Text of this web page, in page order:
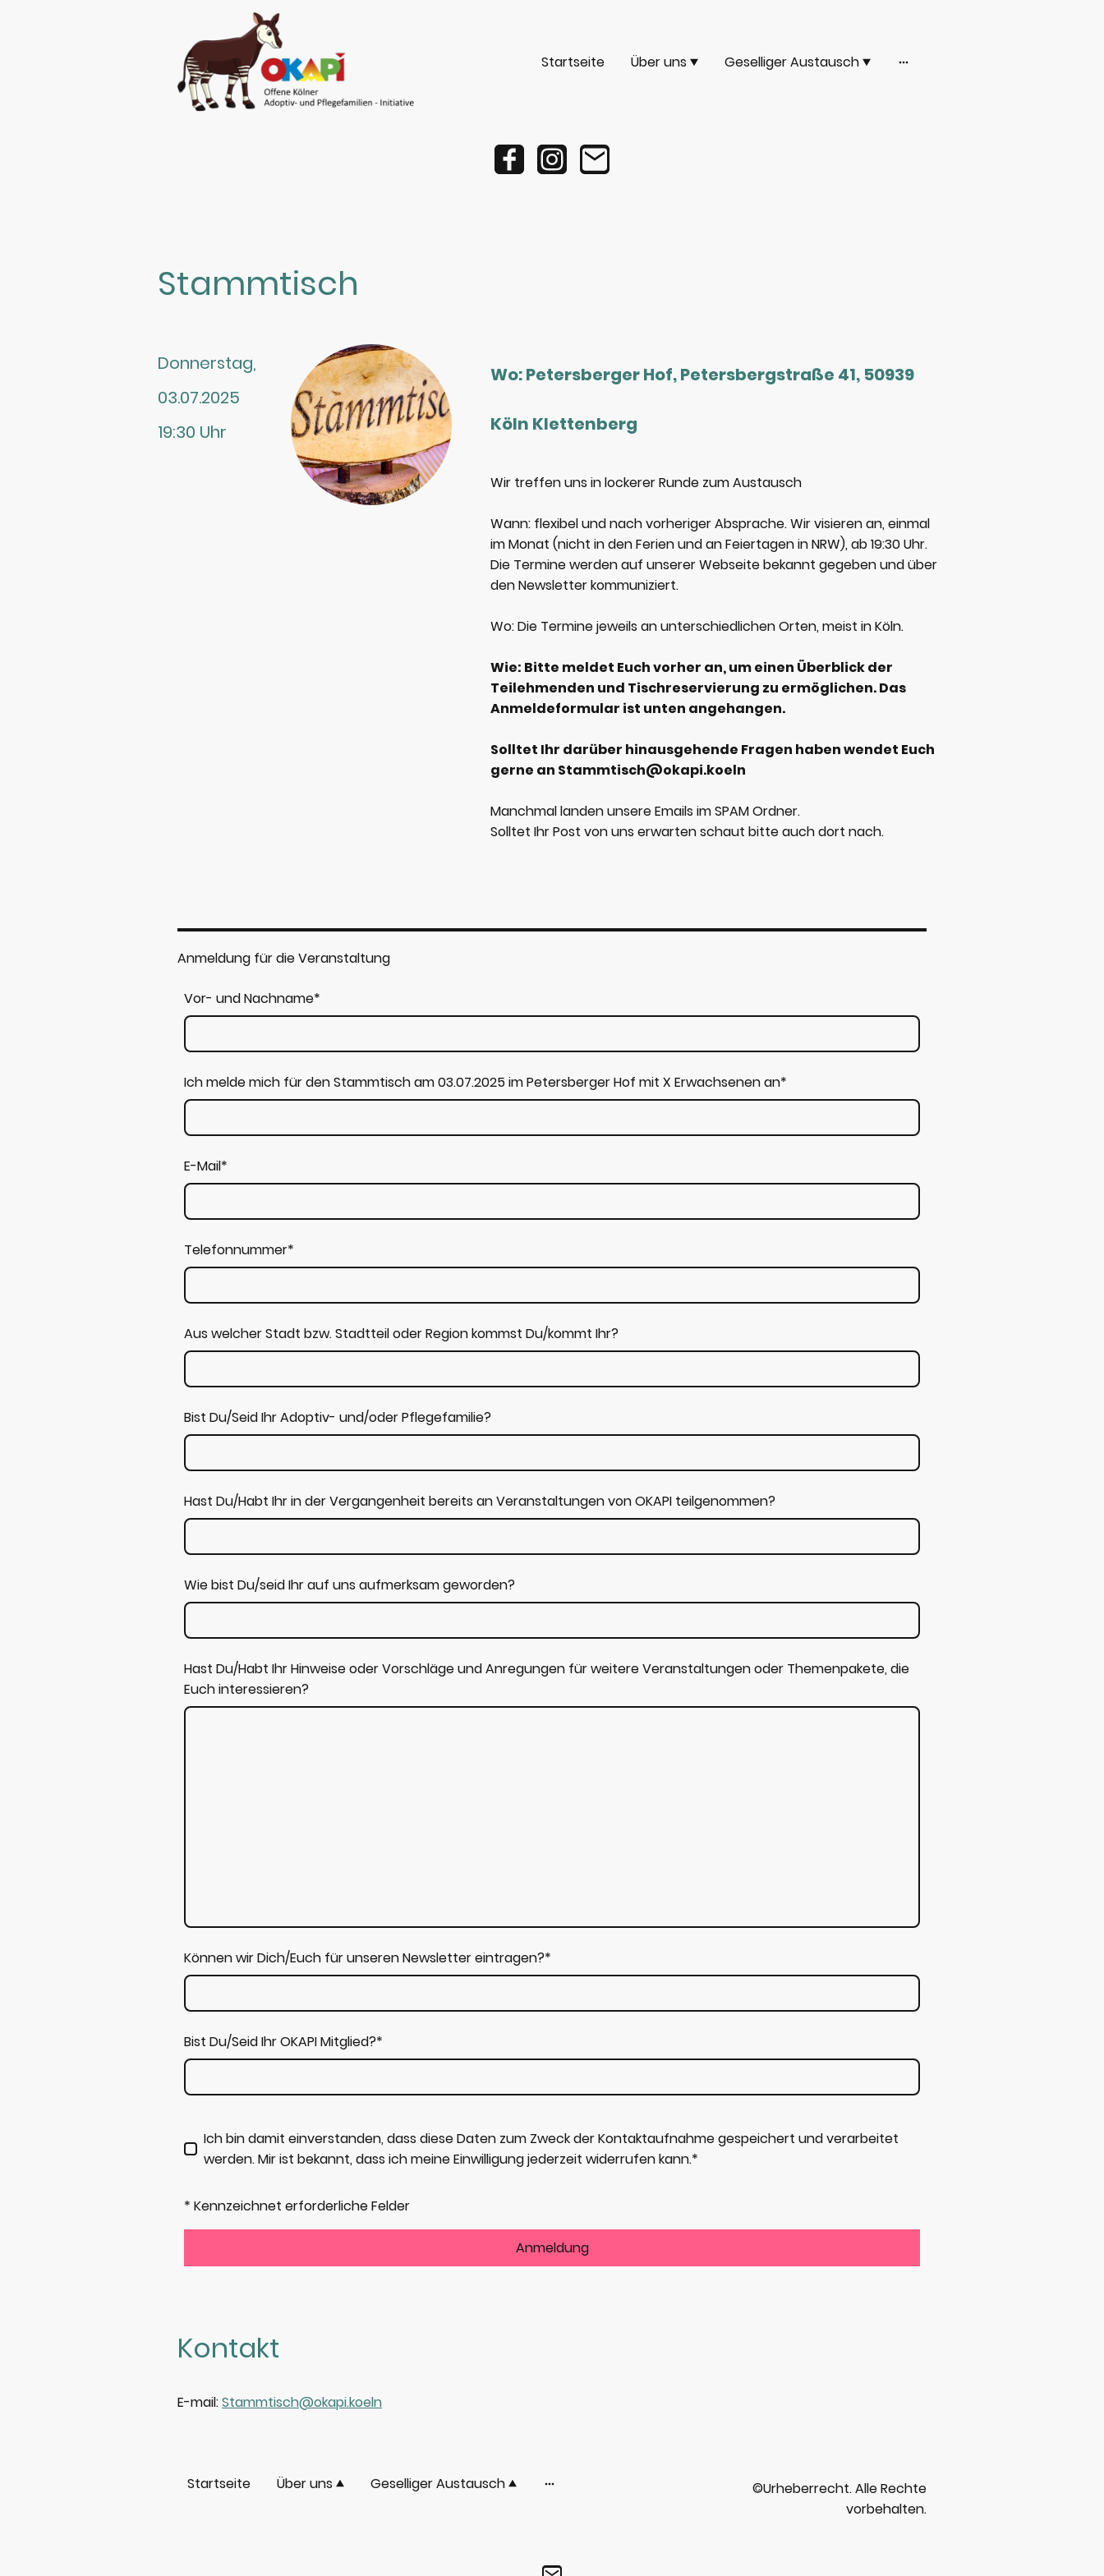
Startseite Über uns Geselliger Austausch
Wo: Petersberger Hof, Petersbergstraße 41, 50939
Köln Klettenberg
Donnerstag,
03.07.2025
19:30 Uhr
Wir treffen uns in lockerer Runde zum Austausch
Wann: flexibel und nach vorheriger Absprache. Wir visieren an, einmal
im Monat (nicht in den Ferien und an Feiertagen in NRW), ab 19:30 Uhr.
Die Termine werden auf unserer Webseite bekannt gegeben und über
den Newsletter kommuniziert.
Wo: Die Termine jeweils an unterschiedlichen Orten, meist in Köln.
Wie: Bitte meldet Euch vorher an, um einen Überblick der
Teilehmenden und Tischreservierung zu ermöglichen. Das
Anmeldeformular ist unten angehangen.
Solltet Ihr darüber hinausgehende Fragen haben wendet Euch
gerne an Stammtisch@okapi.koeln
Manchmal landen unsere Emails im SPAM Ordner.
Solltet Ihr Post von uns erwarten schaut bitte auch dort nach.
Stammtisch
Anmeldung für die Veranstaltung
Vor- und Nachname*
Ich melde mich für den Stammtisch am 03.07.2025 im Petersberger Hof mit X Erwachsenen an*
E-Mail*
Telefonnummer*
Aus welcher Stadt bzw. Stadtteil oder Region kommst Du/kommt Ihr?
Bist Du/Seid Ihr Adoptiv- und/oder Pflegefamilie?
Hast Du/Habt Ihr in der Vergangenheit bereits an Veranstaltungen von OKAPI teilgenommen?
Wie bist Du/seid Ihr auf uns aufmerksam geworden?
Hast Du/Habt Ihr Hinweise oder Vorschläge und Anregungen für weitere Veranstaltungen oder Themenpakete, die
Euch interessieren?
Können wir Dich/Euch für unseren Newsletter eintragen?*
Bist Du/Seid Ihr OKAPI Mitglied?*
Ich bin damit einverstanden, dass diese Daten zum Zweck der Kontaktaufnahme gespeichert und verarbeitet
werden. Mir ist bekannt, dass ich meine Einwilligung jederzeit widerrufen kann.*
* Kennzeichnet erforderliche Felder
Anmeldung
Kontakt
E-mail:Stammtisch@okapi.koeln
Startseite Über uns Geselliger Austausch
©Urheberrecht. Alle Rechte
vorbehalten.